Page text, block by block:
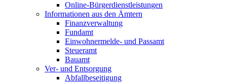
Online-Bürgerdienstleistungen
Informationen aus den Ämtern
Finanzverwaltung
Fundamt
Einwohnermelde- und Passamt
Steueramt
Bauamt
Ver- und Entsorgung
Abfallbeseitigung